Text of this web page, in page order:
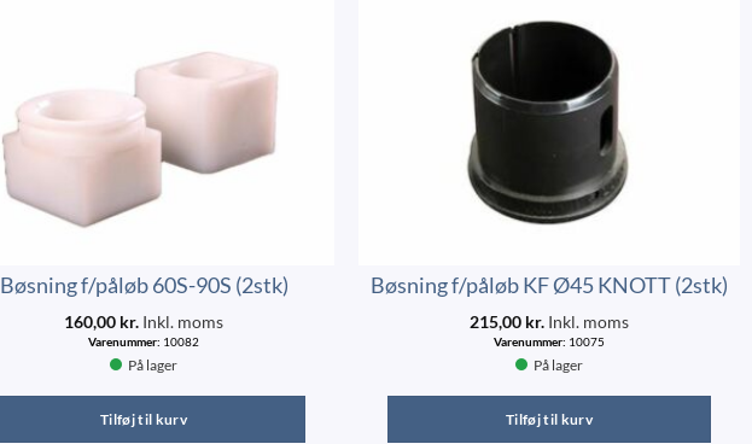
Bøsning f/påløb 60S-90S (2stk)
160,00 kr. Inkl. moms
Varenummer: 10082
På lager
Tilføj til kurv
Bøsning f/påløb KF Ø45 KNOTT (2stk)
215,00 kr. Inkl. moms
Varenummer: 10075
På lager
Tilføj til kurv